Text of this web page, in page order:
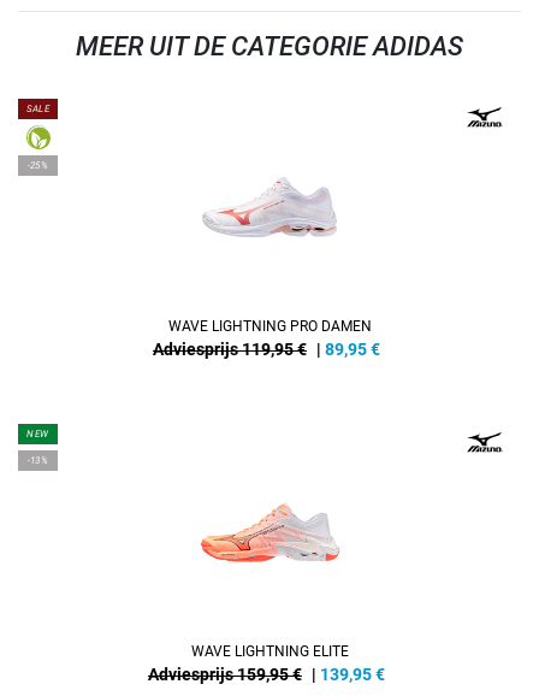
MEER UIT DE CATEGORIE ADIDAS
SALE
-25%
WAVE LIGHTNING PRO DAMEN
Adviesprijs 119,95 € | 89,95€
NEW
-13%
WAVE LIGHTNING ELITE
Adviesprijs 159,95 € | 139,95€